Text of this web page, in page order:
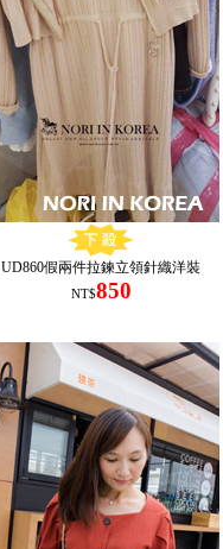
UD860假兩件拉鍊立領針織洋裝
NT$850